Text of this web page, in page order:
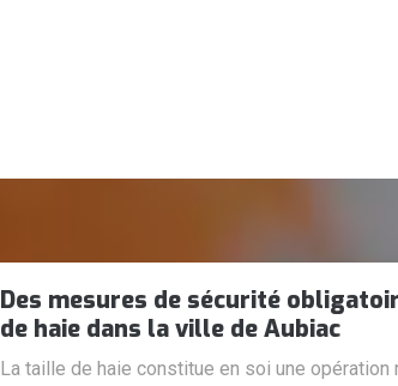
Des mesures de sécurité
de haie dans la ville de Aubiac
La taille de haie constitue en soi une opération